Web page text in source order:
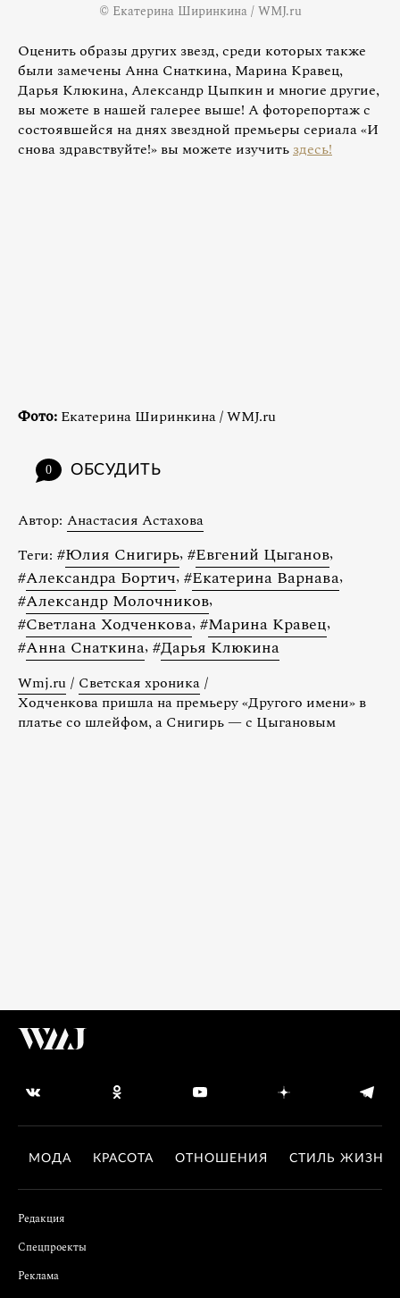
© Екатерина Ширинкина / WMJ.ru
Оценить образы других звезд, среди которых также
были замечены Анна Снаткина, Марина Кравец,
Дарья Клюкина, Александр Цыпкин и многие другие,
вы можете в нашей галерее выше! А фоторепортаж с
состоявшейся на днях звездной премьеры сериала «И
снова здравствуйте!» вы можете изучить здесь!
Фото: Екатерина Ширинкина / WMJ.ru
0 ОБСУДИТЬ
Автор: Анастасия Астахова
Теги: #Юлия Снигирь, #Евгений Цыганов,
#Александра Бортич, #Екатерина Варнава,
#Александр Молочников,
#Светлана Ходченкова, #Марина Кравец,
#Анна Снаткина, #Дарья Клюкина
Wmj.ru / Светская хроника /
Ходченкова пришла на премьеру «Другого имени» в
платье со шлейфом, а Снигирь — с Цыгановым
МОДА КРАСОТА ОТНОШЕНИЯ СТИЛЬ ЖИЗНИ
Редакция
Спецпроекты
Реклама